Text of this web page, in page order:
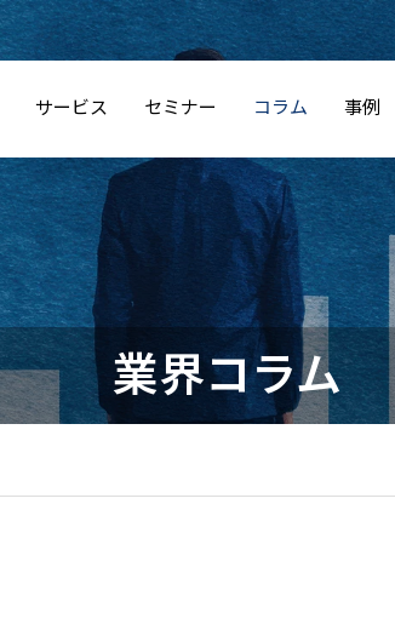
サービス セミナー コラム 事例
業界コラム